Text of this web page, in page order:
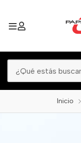
Inicio